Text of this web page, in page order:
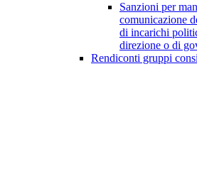
Sanzioni per
comunicazione
di incarichi
direzione o di
Rendiconti gruppi